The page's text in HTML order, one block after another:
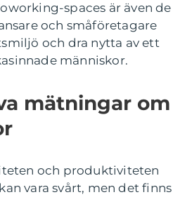
spaces är även de
och småföretagare
och dra nytta av ett
människor.
mätningar om
och produktiviteten
vara svårt, men det finns